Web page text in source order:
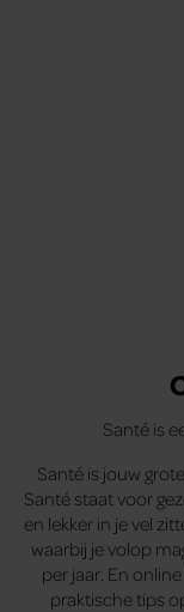
Santé is
Santé is jouw
Santé staat voor
en lekker in je vel
waarbij je volop
per jaar. En
praktische tips